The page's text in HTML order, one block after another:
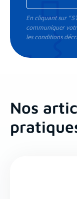
En cliquant sur
communiquer
les conditions
Nos